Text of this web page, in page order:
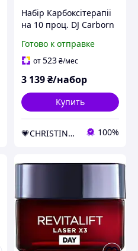
Набір Карбоксітерапіі
на 10 проц. DJ Carborn
Догляд Для Жирної та
Комбінованої шкіри
Готово к отправке
от523₴/мес
3 139₴/набор
Купить
💗CHRISTINA💗 100%